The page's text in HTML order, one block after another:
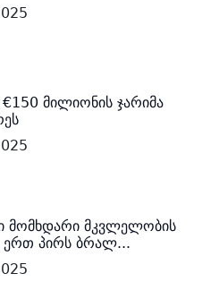
მილიონის ჯარიმა
მომხდარი მკვლელობის
ერთ პირს ბრალ...